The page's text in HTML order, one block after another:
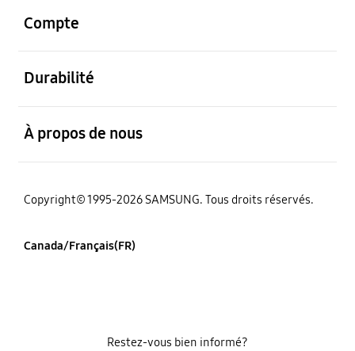
Compte
Durabilité
À propos de nous
Copyright© 1995-2026 SAMSUNG. Tous droits réservés.
Canada/Français(FR)
Restez-vous bien informé?